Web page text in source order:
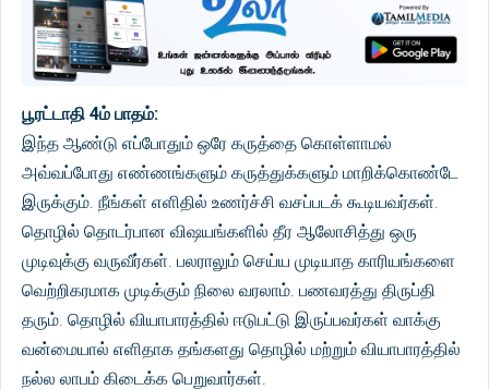
பூரட்டாதி 4ம் பாதம்:
இந்த ஆண்டு எப்போதும் ஒரே கருத்தை கொள்ளாமல்
அவ்வப்போது எண்ணங்களும் கருத்துக்களும் மாறிக்கொண்டே
இருக்கும். நீங்கள் எளிதில் உணர்ச்சி வசப்படக் கூடியவர்கள்.
தொழில் தொடர்பான விஷயங்களில் தீர ஆலோசித்து ஒரு
முடிவுக்கு வருவீர்கள். பலராலும் செய்ய முடியாத காரியங்களை
வெற்றிகரமாக முடிக்கும் நிலை வரலாம். பணவரத்து திருப்தி
தரும். தொழில் வியாபாரத்தில் ஈடுபட்டு இருப்பவர்கள் வாக்கு
வன்மையால் எளிதாக தங்களது தொழில் மற்றும் வியாபாரத்தில்
நல்ல லாபம் கிடைக்க பெறுவார்கள்.